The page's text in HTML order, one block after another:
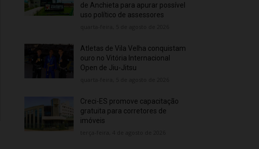
de Anchieta para apurar possível
uso político de assessores
Atletas de Vila Velha conquistam
ouro no Vitória Internacional
Open de Jiu-Jitsu
Creci-ES promove capacitação
gratuita para corretores de
imóveis